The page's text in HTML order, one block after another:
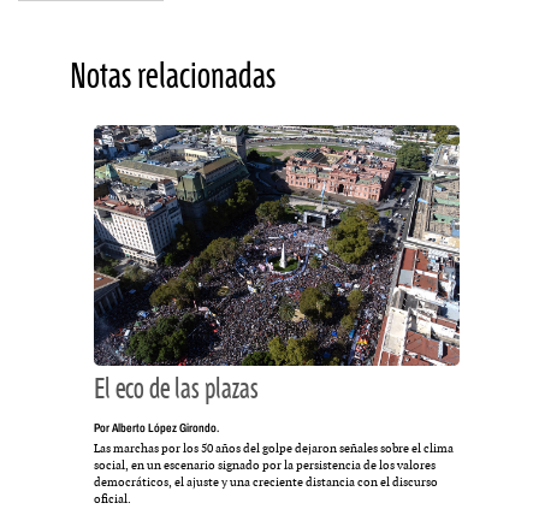
Notas relacionadas
El eco de las plazas
Por Alberto López Girondo.
Las marchas por los 50 años del golpe dejaron señales sobre el clima
social, en un escenario signado por la persistencia de los valores
democráticos, el ajuste y una creciente distancia con el discurso
oficial.